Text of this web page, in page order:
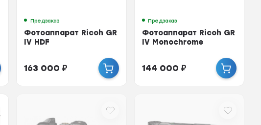
Предзаказ
Фотоаппарат Ricoh GR
IV HDF
163 000₽
Предзаказ
Фотоаппарат Ricoh GR
IV Monochrome
144 000 ₽